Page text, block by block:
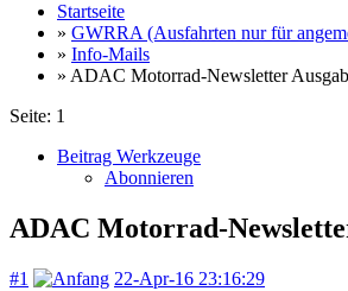
Startseite
» GWRRA (Ausfahrten nur für
» Info-Mails
» ADAC Motorrad-Newsletter
Seite: 1
Beitrag Werkzeuge
Abonnieren
ADAC Motorrad-
#1 22-Apr-16 23:16:29